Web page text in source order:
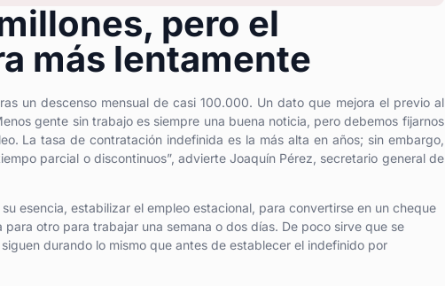
pero el
más lentamente
un descenso mensual de casi 100.000. Un dato que mejora el previo al
gente sin trabajo es siempre una buena noticia, pero debemos fijarnos
La tasa de contratación indefinida es la más alta en años; sin embargo,
parcial o discontinuos”, advierte Joaquín Pérez, secretario general de
esencia, estabilizar el empleo estacional, para convertirse en un cheque
otro para trabajar una semana o dos días. De poco sirve que se
durando lo mismo que antes de establecer el indefinido por